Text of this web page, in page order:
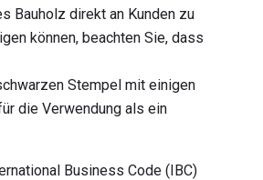
Bauholz direkt an Kunden zu
können, beachten Sie, dass
Stempel mit einigen
die Verwendung als ein
Business Code (IBC)